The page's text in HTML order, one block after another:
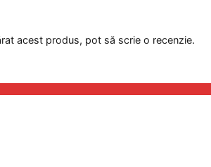
acest produs, pot să scrie o recenzie.